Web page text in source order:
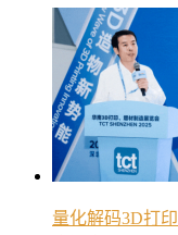
量化解码3D打